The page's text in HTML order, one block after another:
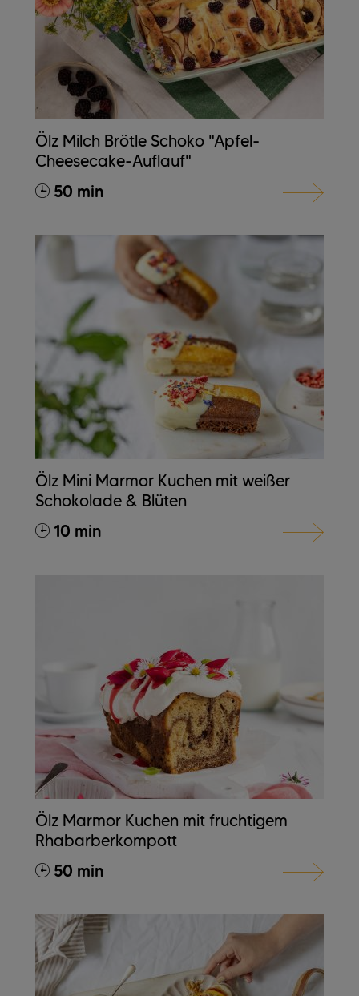
Ölz Milch Brötle Schoko "Apfel-
Cheesecake-Auflauf"
50 min
Ölz Mini Marmor Kuchen mit weißer
Schokolade & Blüten
10 min
Ölz Marmor Kuchen mit fruchtigem
Rhabarberkompott
50 min